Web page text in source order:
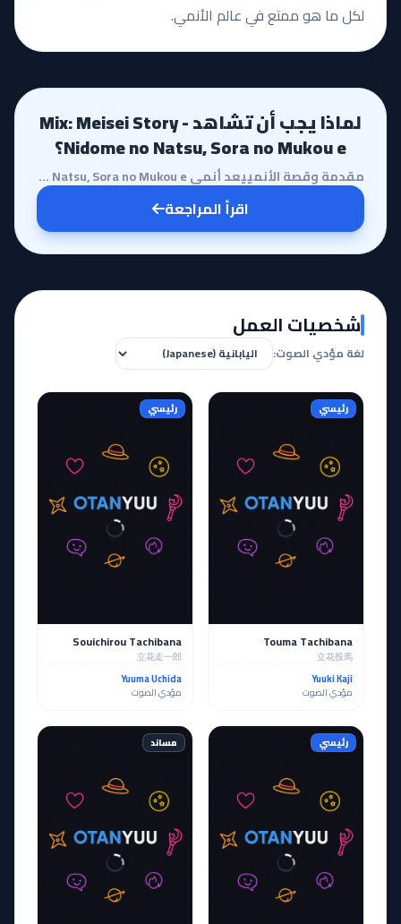
لكل ما هو ممتع في عالم الأنمي.
لماذا يجب أن تشاهد Mix: Meisei Story -
Nidome no Natsu, Sora no Mukou e؟
مقدمة وقصة الأنمييعد أنمي Mix: Meisei Story - Nidome no Natsu, Sora no Mukou e امتداداً عاطفياً وريا...
اقرأ المراجعة
شخصيات العمل
لغة مؤدي الصوت:
رئيسي
Touma Tachibana
立花投馬
Yuuki Kaji
مؤدي الصوت
رئيسي
Souichirou Tachibana
立花走一郎
Yuuma Uchida
مؤدي الصوت
رئيسي مساند